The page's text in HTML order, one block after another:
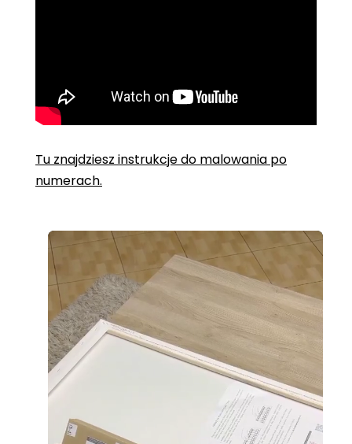
Tu znajdziesz instrukcje do malowania po
numerach.